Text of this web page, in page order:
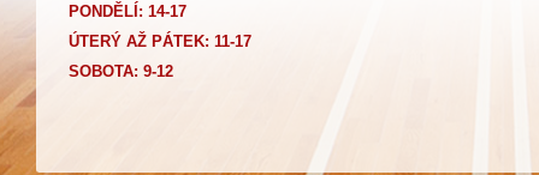
PONDĚLÍ: 14-17
ÚTERÝ AŽ PÁTEK: 11-17
SOBOTA: 9-12